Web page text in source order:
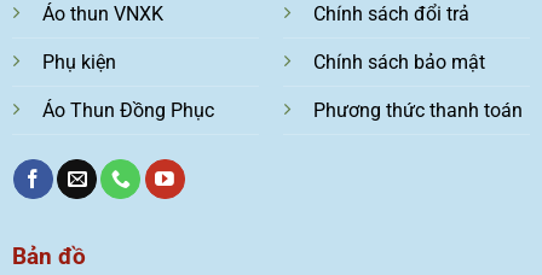
Áo thun VNXK
Phụ kiện
Áo Thun Đồng Phục
Chính sách đổi trả
Chính sách bảo mật
Phương thức thanh toán
Bản đồ